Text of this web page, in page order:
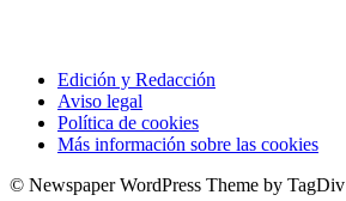
Edición y Redacción
Aviso legal
Política de cookies
Más información sobre las cookies
© Newspaper WordPress Theme by TagDiv